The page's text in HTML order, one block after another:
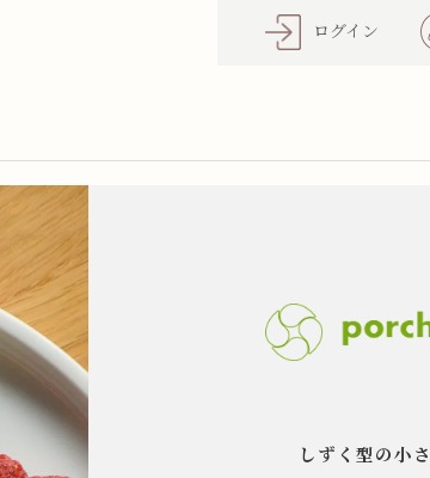
ログイン
しずく型の小